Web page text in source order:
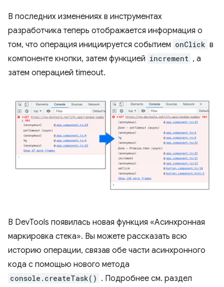
В последних изменениях в инструментах
разработчика теперь отображается информация о
том, что операция инициируется событием onClick в
компоненте кнопки, затем функцией increment , а
затем операцией timeout.
В DevTools появилась новая функция «Асинхронная
маркировка стека». Вы можете рассказать всю
историю операции, связав обе части асинхронного
кода с помощью нового метода
console.createTask() . Подробнее см. раздел